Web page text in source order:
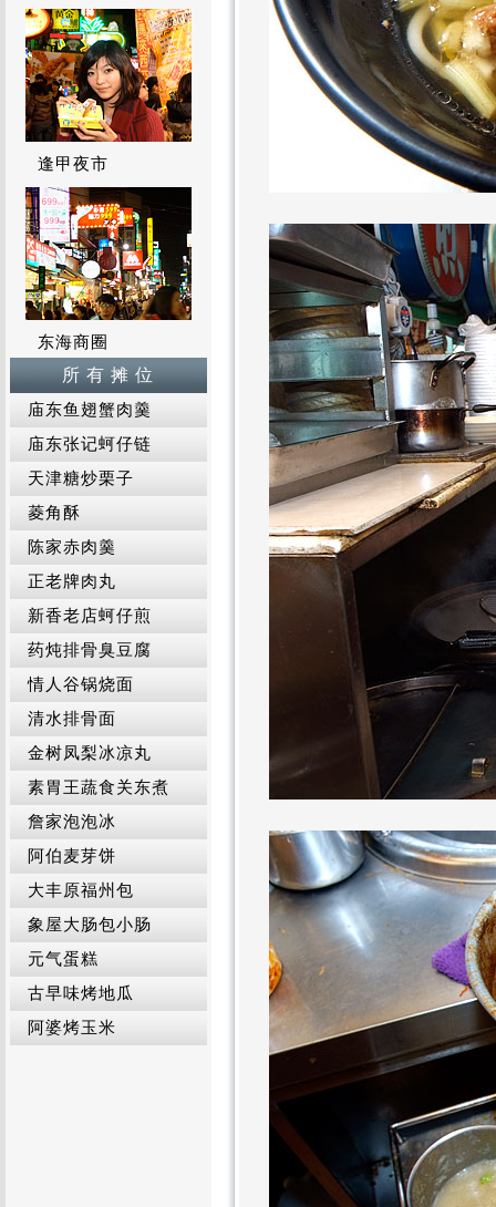
逢甲夜市
东海商圈
所 有 摊 位
庙东鱼翅蟹肉羹
庙东张记蚵仔链
天津糖炒栗子
菱角酥
陈家赤肉羹
正老牌肉丸
新香老店蚵仔煎
药炖排骨臭豆腐
情人谷锅烧面
清水排骨面
金树凤梨冰凉丸
素胃王蔬食关东煮
詹家泡泡冰
阿伯麦芽饼
大丰原福州包
象屋大肠包小肠
元气蛋糕
古早味烤地瓜
阿婆烤玉米